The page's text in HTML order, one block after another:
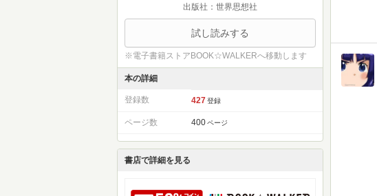
出版社：世界思想社
試し読みする
※電子書籍ストアBOOK☆WALKERへ移動します
本の詳細
登録数 427 登録
ページ数 400 ページ
書店で詳細を見る